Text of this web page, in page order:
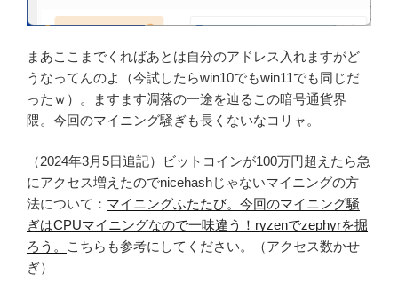
まあここまでくればあとは自分のアドレス入れますがど
うなってんのよ（今試したらwin10でもwin11でも同じだ
ったｗ）。ますます凋落の一途を辿るこの暗号通貨界
隈。今回のマイニング騒ぎも長くないなコリャ。
（2024年3月5日追記）ビットコインが100万円超えたら急
にアクセス増えたのでnicehashじゃないマイニングの方
法について： マイニングふたたび。今回のマイニング騒
ぎはCPUマイニングなので一味違う！ryzenでzephyrを掘
ろう。
こちらも参考にしてください。（アクセス数かせ
ぎ）